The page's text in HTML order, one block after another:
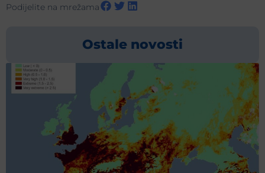
Podijelite na mrežama
Ostale novosti